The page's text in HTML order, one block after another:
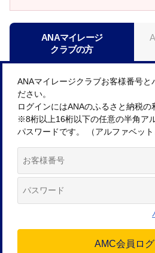
ANAマイレージ
クラブの方
ANAマイレージクラブお客様番号と
ださい。
ログインにはANAのふるさと納税の
※8桁以上16桁以下の任意の半角ア
パスワードです。 （アルファベット